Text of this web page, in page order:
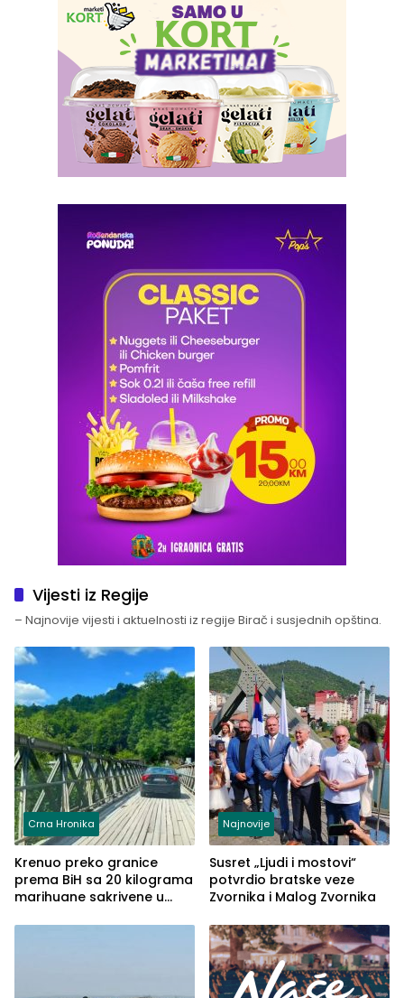
Vijesti iz Regije
– Najnovije vijesti i aktuelnosti iz regije Birač i susjednih opština.
Crna Hronika
Krenuo preko granice
prema BiH sa 20 kilograma
marihuane sakrivene u
Najnovije
Susret „Ljudi i mostovi“
potvrdio bratske veze
Zvornika i Malog Zvornika